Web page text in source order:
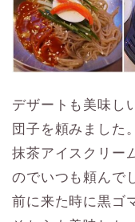
デザートも美味し
団子を頼みました。
抹茶アイスクリー
のでいつも頼んで
前に来た時に黒ゴ